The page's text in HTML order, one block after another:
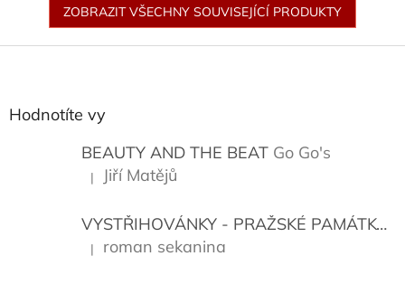
ZOBRAZIT VŠECHNY SOUVISEJÍCÍ PRODUKTY
Hodnotíte vy
BEAUTY AND THE BEAT Go Go's
Hodnocení produktu je 5 z 5 hvězdiček.
| Jiří Matějů
VYSTŘIHOVÁNKY - PRAŽSKÉ PAMÁTKY
Hodnocení produktu je 5 z 5 hvězdiček.
| roman sekanina